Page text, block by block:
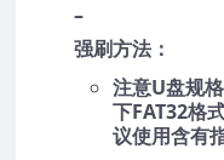
–
强刷方法：
注意U盘规
下FAT32格
议使用含有